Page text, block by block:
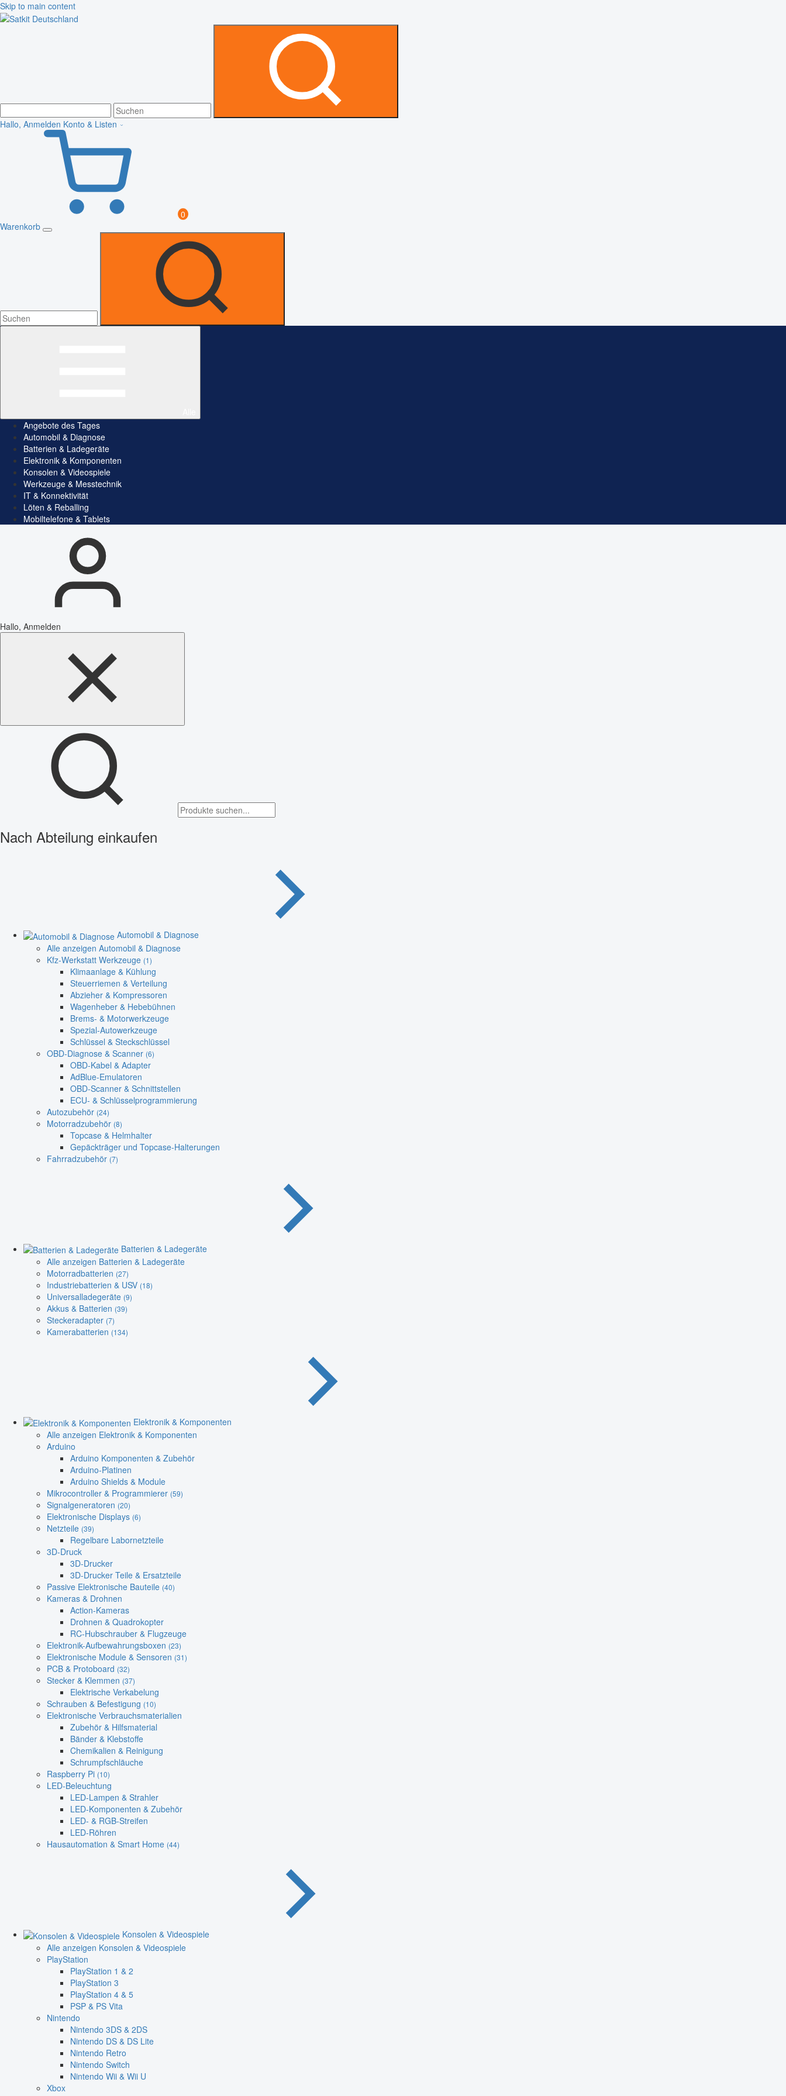
Skip to main content
Hallo, Anmelden Konto & Listen
0
Warenkorb
Angebote des Tages
Automobil & Diagnose
Batterien & Ladegeräte
Elektronik & Komponenten
Konsolen & Videospiele
Werkzeuge & Messtechnik
IT & Konnektivität
Löten & Reballing
Mobiltelefone & Tablets
Hallo, Anmelden
Nach Abteilung einkaufen
Automobil & Diagnose
Alle anzeigen Automobil & Diagnose
Kfz-Werkstatt Werkzeuge (1)
Klimaanlage & Kühlung
Steuerriemen & Verteilung
Abzieher & Kompressoren
Wagenheber & Hebebühnen
Brems- & Motorwerkzeuge
Spezial-Autowerkzeuge
Schlüssel & Steckschlüssel
OBD-Diagnose & Scanner (6)
OBD-Kabel & Adapter
AdBlue-Emulatoren
OBD-Scanner & Schnittstellen
ECU- & Schlüsselprogrammierung
Autozubehör (24)
Motorradzubehör (8)
Topcase & Helmhalter
Gepäckträger und Topcase-Halterungen
Fahrradzubehör (7)
Batterien & Ladegeräte
Alle anzeigen Batterien & Ladegeräte
Motorradbatterien (27)
Industriebatterien & USV (18)
Universalladegeräte (9)
Akkus & Batterien (39)
Steckeradapter (7)
Kamerabatterien (134)
Elektronik & Komponenten
Alle anzeigen Elektronik & Komponenten
Arduino
Arduino Komponenten & Zubehör
Arduino-Platinen
Arduino Shields & Module
Mikrocontroller & Programmierer (59)
Signalgeneratoren (20)
Elektronische Displays (6)
Netzteile (39)
Regelbare Labornetzteile
3D-Druck
3D-Drucker
3D-Drucker Teile & Ersatzteile
Passive Elektronische Bauteile (40)
Kameras & Drohnen
Action-Kameras
Drohnen & Quadrokopter
RC-Hubschrauber & Flugzeuge
Elektronik-Aufbewahrungsboxen (23)
Elektronische Module & Sensoren (31)
PCB & Protoboard (32)
Stecker & Klemmen (37)
Elektrische Verkabelung
Schrauben & Befestigung (10)
Elektronische Verbrauchsmaterialien
Zubehör & Hilfsmaterial
Bänder & Klebstoffe
Chemikalien & Reinigung
Schrumpfschläuche
Raspberry Pi (10)
LED-Beleuchtung
LED-Lampen & Strahler
LED-Komponenten & Zubehör
LED- & RGB-Streifen
LED-Röhren
Hausautomation & Smart Home (44)
Konsolen & Videospiele
Alle anzeigen Konsolen & Videospiele
PlayStation
PlayStation 1 & 2
PlayStation 3
PlayStation 4 & 5
PSP & PS Vita
Nintendo
Nintendo 3DS & 2DS
Nintendo DS & DS Lite
Nintendo Retro
Nintendo Switch
Nintendo Wii & Wii U
Xbox